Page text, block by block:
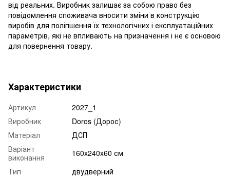
від реальних. Виробник залишає за собою право без
повідомлення споживача вносити зміни в конструкцію
виробів для поліпшення їх технологічних і експлуатаційних
параметрів, які не впливають на призначення і не є основою
для повернення товару.
Характеристики
Артикул
2027_1
Виробник
Doros (Дорос)
Матеріал
ДСП
Варіант
виконання
160x240x60 см
Тип
двудверний